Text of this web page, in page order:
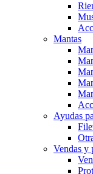
Mantas
Ayudas
Vendas y